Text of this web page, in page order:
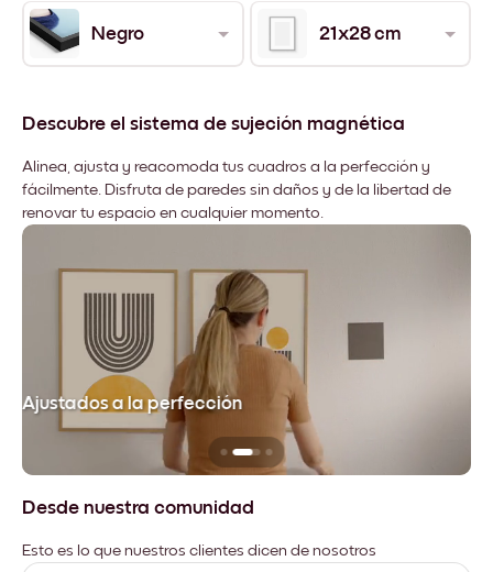
Negro 21x28 cm
Descubre el sistema de sujeción magnética
Alinea, ajusta y reacomoda tus cuadros a la perfección y
fácilmente. Disfruta de paredes sin daños y de la libertad de
renovar tu espacio en cualquier momento.
Ajustados a la perfección
Desde nuestra comunidad
Esto es lo que nuestros clientes dicen de nosotros